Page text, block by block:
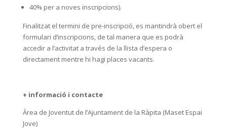
40% per a noves inscripcions).
Finalitzat el termini de pre-inscripció, es mantindrà obert el
formulari d’inscripcions, de tal manera que es podrà
accedir a l’activitat a través de la llista d’espera o
directament mentre hi hagi places vacants.
+ informació i contacte
Àrea de Joventut de l’Ajuntament de la Ràpita (Maset Espai
Jove)